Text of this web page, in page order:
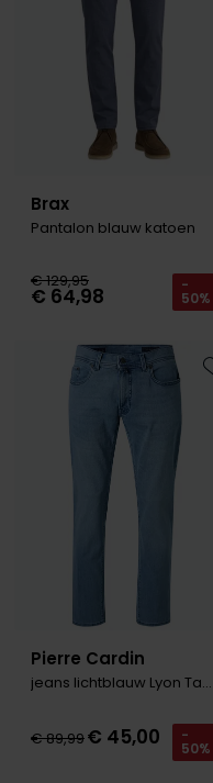
Brax
Pantalon blauw katoen
€ 129,95
€ 64,98 -
50%
Pierre Cardin
jeans lichtblauw Lyon Tapered
€ 89,99€ 45,00 -
50%